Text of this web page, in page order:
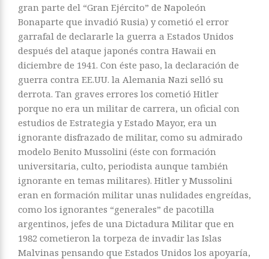
gran parte del “Gran Ejército” de Napoleón
Bonaparte que invadió Rusia) y cometió el error
garrafal de declararle la guerra a Estados Unidos
después del ataque japonés contra Hawaii en
diciembre de 1941. Con éste paso, la declaración de
guerra contra EE.UU. la Alemania Nazi selló su
derrota. Tan graves errores los cometió Hitler
porque no era un militar de carrera, un oficial con
estudios de Estrategia y Estado Mayor, era un
ignorante disfrazado de militar, como su admirado
modelo Benito Mussolini (éste con formación
universitaria, culto, periodista aunque también
ignorante en temas militares). Hitler y Mussolini
eran en formación militar unas nulidades engreídas,
como los ignorantes “generales” de pacotilla
argentinos, jefes de una Dictadura Militar que en
1982 cometieron la torpeza de invadir las Islas
Malvinas pensando que Estados Unidos los apoyaría,